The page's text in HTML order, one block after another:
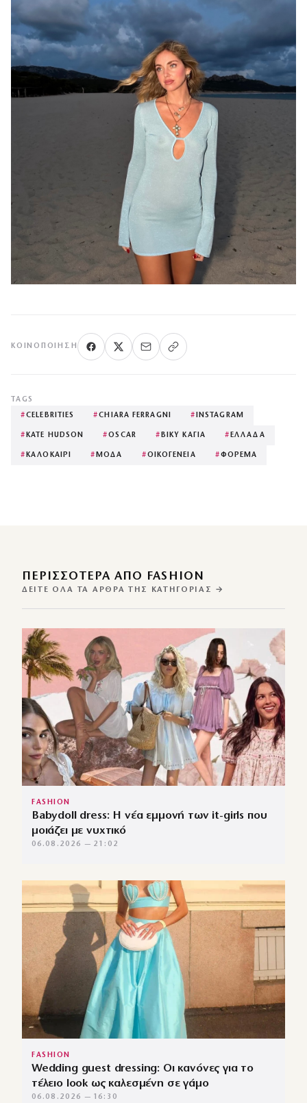
ΚΟΙΝΟΠΟΊΗΣΗ
TAGS
#CELEBRITIES #CHIARA FERRAGNI # INSTAGRAM
# KATE HUDSON #OSCAR # ΒΙΚΥ ΚΑΓΙΑ # ΕΛΛΑΔΑ
# ΚΑΛΟΚΑΙΡΙ # ΜΟΔΑ #ΟΙΚΟΓΕΝΕΙΑ #ΦΟΡΕΜΑ
ΠΕΡΙΣΣΌΤΕΡΑ ΑΠΌ FASHION
ΔΕΊΤΕ ΌΛΑ ΤΑ ΆΡΘΡΑ ΤΗΣ ΚΑΤΗΓΟΡΊΑΣ →
FASHION
Babydoll dress: Η νέα εμμονή των it-girls που
μοιάζει με νυχτικό
06.08.2026 — 21:02
FASHION
Wedding guest dressing: Οι κανόνες για το
τέλειο look ως καλεσμένη σε γάμο
06.08.2026 — 16:30